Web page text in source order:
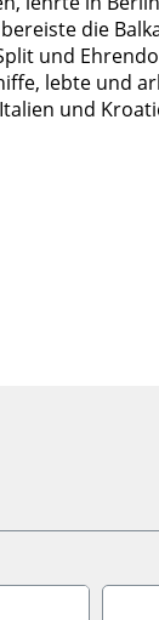
die
und
lebte und
und